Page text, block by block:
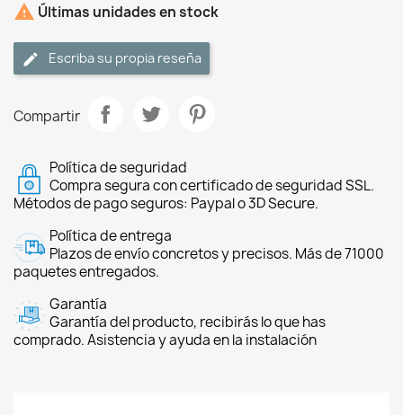
 Últimas unidades en stock
Escriba su propia reseña
Compartir
Política de seguridad
Compra segura con certificado de seguridad SSL.
Métodos de pago seguros: Paypal o 3D Secure.
Política de entrega
Plazos de envío concretos y precisos. Más de 71000
paquetes entregados.
Garantía
Garantía del producto, recibirás lo que has
comprado. Asistencia y ayuda en la instalación